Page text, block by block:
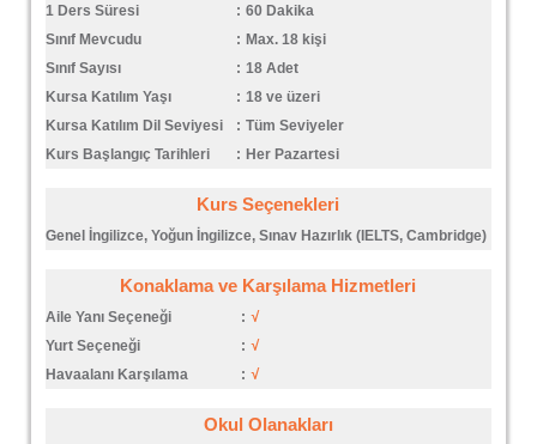
1 Ders Süresi : 60 Dakika
Sınıf Mevcudu
: Max. 18 kişi
Sınıf Sayısı
: 18 Adet
Kursa Katılım Yaşı
: 18 ve üzeri
Kursa Katılım Dil Seviyesi
: Tüm Seviyeler
Kurs Başlangıç Tarihleri
: Her Pazartesi
Kurs Seçenekleri
Genel İngilizce, Yoğun İngilizce, Sınav Hazırlık (IELTS, Cambridge)
Konaklama ve Karşılama Hizmetleri
Aile Yanı Seçeneği : √
Yurt Seçeneği
: √
Havaalanı Karşılama
: √
Okul Olanakları